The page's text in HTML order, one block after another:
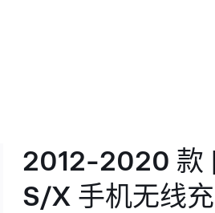
2012-2020 款
S/X 手机无线